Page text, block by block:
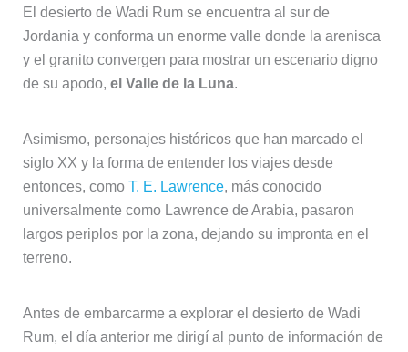
El desierto de Wadi Rum se encuentra al sur de
Jordania y conforma un enorme valle donde la arenisca
y el granito convergen para mostrar un escenario digno
de su apodo, el Valle de la Luna.
Asimismo, personajes históricos que han marcado el
siglo XX y la forma de entender los viajes desde
entonces, como T. E. Lawrence, más conocido
universalmente como Lawrence de Arabia, pasaron
largos periplos por la zona, dejando su impronta en el
terreno.
Antes de embarcarme a explorar el desierto de Wadi
Rum, el día anterior me dirigí al punto de información de